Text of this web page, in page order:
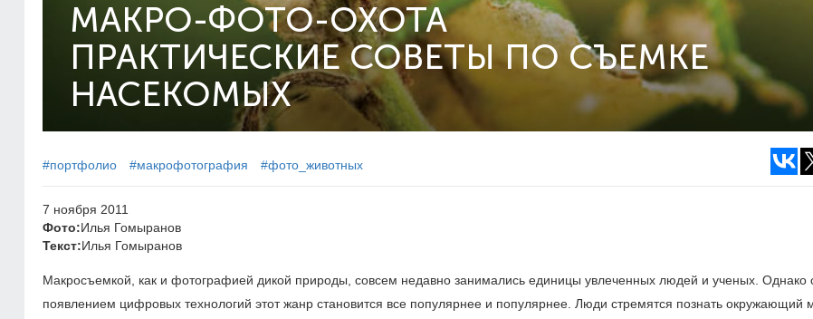
МАКРО-ФОТО-ОХОТА
ПРАКТИЧЕСКИЕ СОВЕТЫ ПО СЪЕМКЕ
НАСЕКОМЫХ
#портфолио #макрофотография #фото_животных
7 ноября 2011
Фото:Илья Гомыранов
Текст:Илья Гомыранов
Макросъемкой, как и фотографией дикой природы, совсем недавно занимались единицы увлеченных людей и ученых. Однако
появлением цифровых технологий этот жанр становится все популярнее и популярнее. Люди стремятся познать окружающий